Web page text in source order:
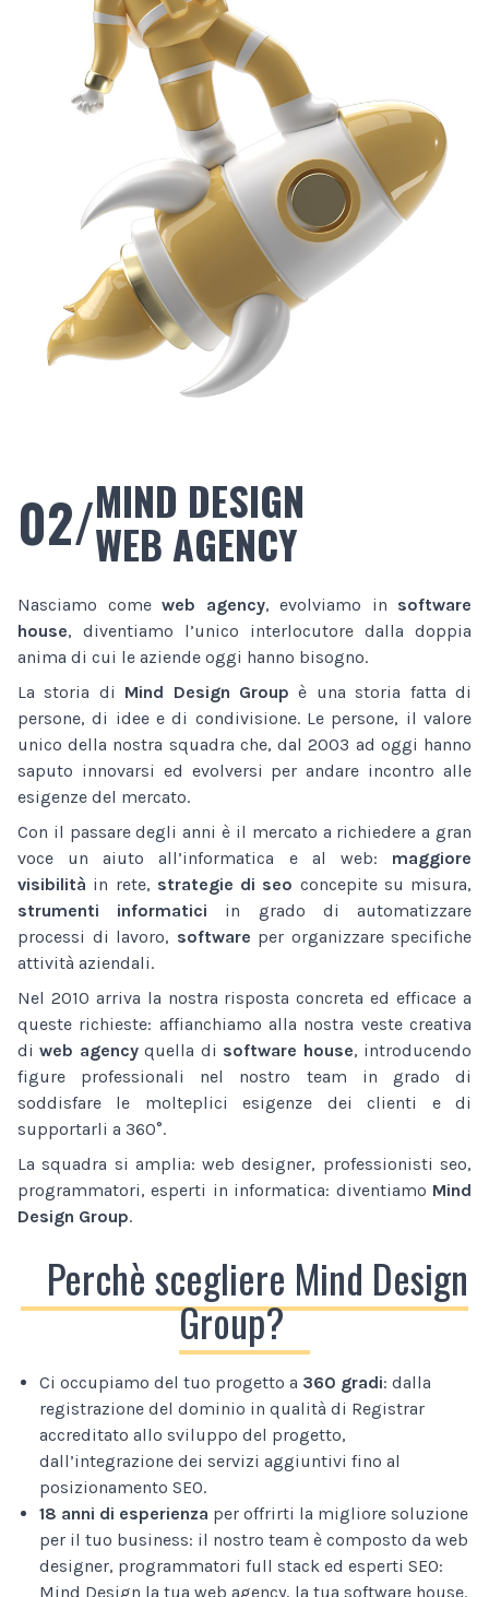
02/MIND DESIGN
WEB AGENCY
Nasciamo come web agency, evolviamo in software
house, diventiamo l’unico interlocutore dalla doppia
anima di cui le aziende oggi hanno bisogno.
La storia di Mind Design Group è una storia fatta di
persone, di idee e di condivisione. Le persone, il valore
unico della nostra squadra che, dal 2003 ad oggi hanno
saputo innovarsi ed evolversi per andare incontro alle
esigenze del mercato.
Con il passare degli anni è il mercato a richiedere a gran
voce un aiuto all’informatica e al web: maggiore
visibilità in rete, strategie di seo concepite su misura,
strumenti informatici in grado di automatizzare
processi di lavoro, software per organizzare specifiche
attività aziendali.
Nel 2010 arriva la nostra risposta concreta ed efficace a
queste richieste: affianchiamo alla nostra veste creativa
diweb agencyquella di software house, introducendo
figure professionali nel nostro team in grado di
soddisfare le molteplici esigenze dei clienti e di
supportarli a 360°.
La squadra si amplia: web designer, professionisti seo,
programmatori, esperti in informatica: diventiamo Mind
Design Group.
Perchè scegliere Mind Design
Group?
Ci occupiamo del tuo progetto a 360 gradi: dalla
registrazione del dominio in qualità di Registrar
accreditato allo sviluppo del progetto,
dall’integrazione dei servizi aggiuntivi fino al
posizionamento SEO.
18 anni di esperienza per offrirti la migliore soluzione
per il tuo business: il nostro team è composto da web
designer, programmatori full stack ed esperti SEO:
Mind Design la tua web agency, la tua software house.